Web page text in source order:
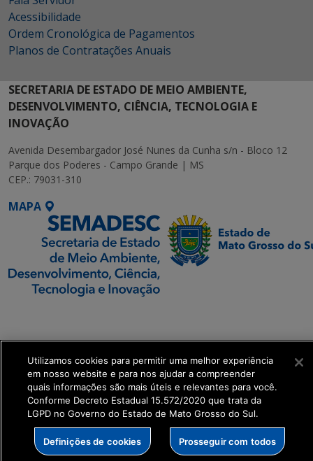
Acessibilidade
Ordem Cronológica de Pagamentos
Planos de Contratações Anuais
SECRETARIA DE ESTADO DE MEIO AMBIENTE,
DESENVOLVIMENTO, CIÊNCIA, TECNOLOGIA E
INOVAÇÃO
Avenida Desembargador José Nunes da Cunha s/n - Bloco 12
Parque dos Poderes - Campo Grande | MS
CEP.: 79031-310
MAPA
get_footer();
Utilizamos cookies para permitir uma melhor experiência
em nosso website e para nos ajudar a compreender
quais informações são mais úteis e relevantes para você.
Conforme Decreto Estadual 15.572/2020 que trata da
LGPD no Governo do Estado de Mato Grosso do Sul.
Definições de cookies Prosseguir com todos